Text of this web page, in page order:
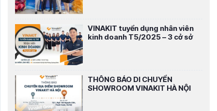
VINAKIT tuyển dụng nhân viên
kinh doanh T5/2025 – 3 cở sở
THÔNG BÁO DI CHUYỂN
SHOWROOM VINAKIT HÀ NỘI